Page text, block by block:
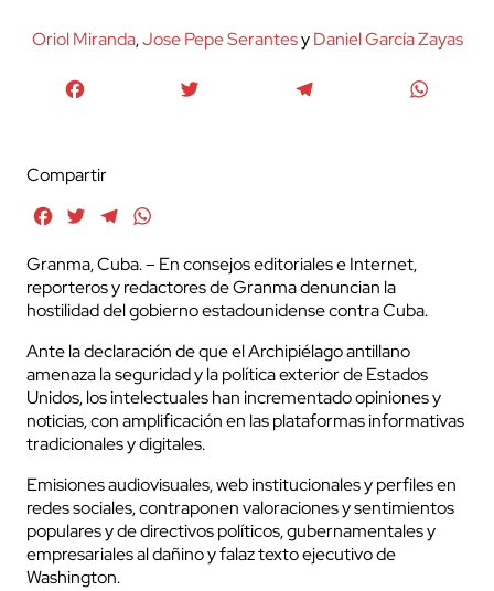
Oriol Miranda,Jose Pepe SerantesyDaniel García Zayas
Compartir
FacebookTwitterTelegram
Granma, Cuba. – En consejos editoriales e Internet,
reporteros y redactores de Granma denuncian la
hostilidad del gobierno estadounidense contra Cuba.
Ante la declaración de que el Archipiélago antillano
amenaza la seguridad y la política exterior de Estados
Unidos, los intelectuales han incrementado opiniones y
noticias, con amplificación en las plataformas informativas
tradicionales y digitales.
Emisiones audiovisuales, web institucionales y perfiles en
redes sociales, contraponen valoraciones y sentimientos
populares y de directivos políticos, gubernamentales y
empresariales al dañino y falaz texto ejecutivo de
Washington.